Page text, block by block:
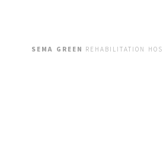
SEMA GREEN REHABILITATION